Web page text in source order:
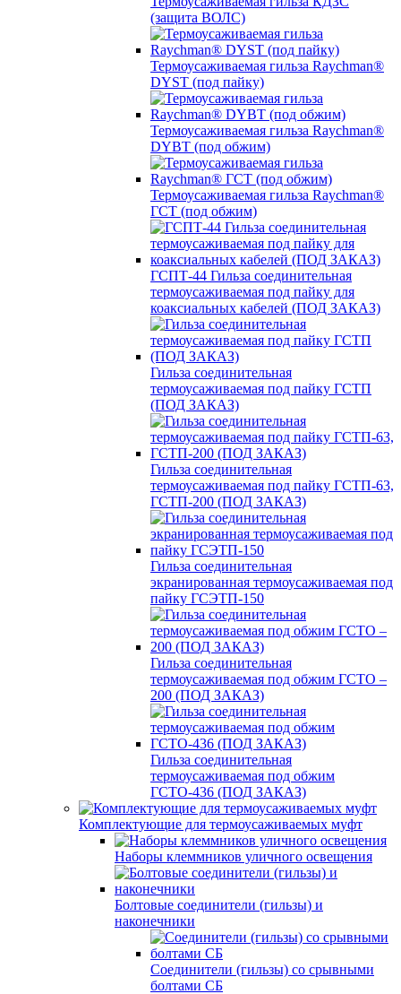
(защита ВОЛС)
Термоусаживаемая гильза Raychman®
DYST (под пайку)
Термоусаживаемая гильза Raychman®
DYBT (под обжим)
Термоусаживаемая гильза Raychman®
ГСТ (под обжим)
ГСПТ-44 Гильза соединительная
термоусаживаемая под пайку для
коаксиальных кабелей (ПОД ЗАКАЗ)
Гильза соединительная
термоусаживаемая под пайку ГСТП
(ПОД ЗАКАЗ)
Гильза соединительная
термоусаживаемая под пайку ГСТП-63,
ГСТП-200 (ПОД ЗАКАЗ)
Гильза соединительная
экранированная термоусаживаемая под
пайку ГСЭТП-150
Гильза соединительная
термоусаживаемая под обжим ГСТО –
200 (ПОД ЗАКАЗ)
Гильза соединительная
термоусаживаемая под обжим
ГСТО-436 (ПОД ЗАКАЗ)
Комплектующие для термоусаживаемых муфт
Наборы клеммников уличного освещения
Болтовые соединители (гильзы) и
наконечники
Соединители (гильзы) со срывными
болтами СБ